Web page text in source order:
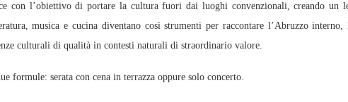
con l’obiettivo di portare la cultura fuori dai luoghi convenzionali, creando un
musica e cucina diventano così strumenti per raccontare l’Abruzzo interno,
culturali di qualità in contesti naturali di straordinario valore.
formule: serata con cena in terrazza oppure solo concerto.